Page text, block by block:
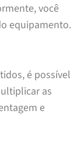
você
equipamento.
é possível
as
e